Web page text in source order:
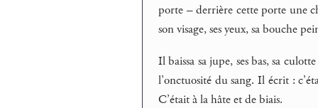
porte – derrière cette porte une
son visage, ses yeux, sa bouche
Il baissa sa jupe, ses bas, sa
l’onctuosité du sang. Il écrit :
C’était à la hâte et de biais.